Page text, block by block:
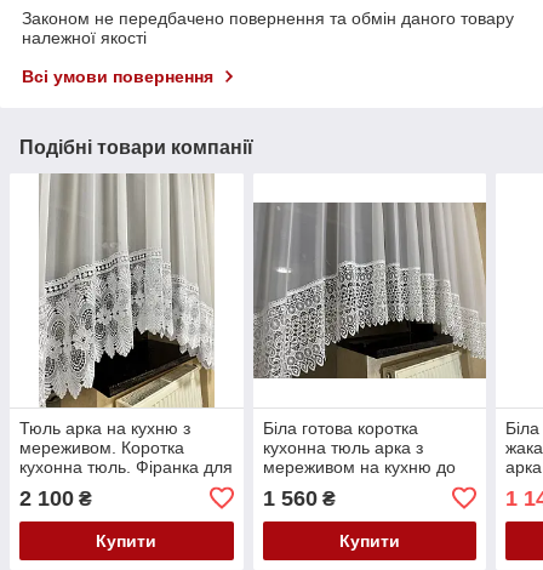
Законом не передбачено повернення та обмін даного товару
належної якості
Всі умови повернення
Подібні товари компанії
Тюль арка на кухню з
мереживом. Коротка
кухонна тюль. Фіранка для
2 100 ₴
Купити
Біла готова коротка
кухонна тюль арка з
мереживом на кухню до
1 560₴
Купити
1